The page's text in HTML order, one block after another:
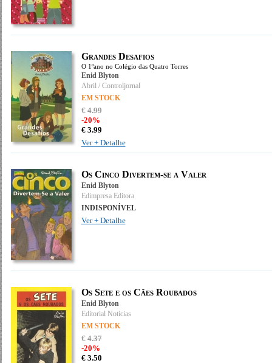
Grandes Desafios
O 1ºano no Colégio das Quatro Torres
Enid Blyton
Abril / Controljornal
EM STOCK
€4.99
-20%
€ 3.99
Ver + Detalhe
Os Cinco Divertem-se a Valer
Enid Blyton
Edimpresa Editora
INDISPONÍVEL
Ver + Detalhe
Os Sete e os Cães Roubados
Enid Blyton
Editorial Notícias
EM STOCK
€4.37
-20%
€ 3.50